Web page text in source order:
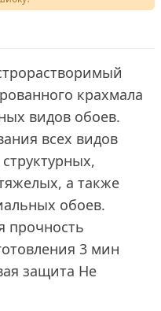
крахмала
видов обоев.
всех видов
а также
обоев.
прочность
3 мин
защита Не